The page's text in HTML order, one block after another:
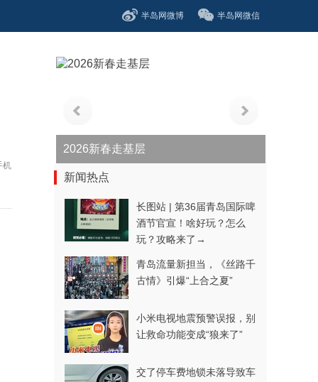
半岛网微博 半岛网微信
机
青春逐梦正当时——聚焦2026年中...
新闻热点
长图站 | 第36届青岛国际啤
酒节官宣！啥好玩？怎么
玩？攻略来了→
青岛流量新担当，《丝路千
古情》引爆“上合之夏”
小米电视地震预警误报，别
让救命功能变成“狼来了”
交了停车费地锁未落导致车